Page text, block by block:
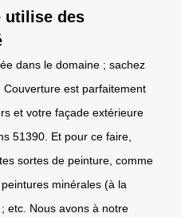
utilise des
dans le domaine ; sachez
est parfaitement
et votre façade extérieure
51390. Et pour ce faire,
sortes de peinture, comme
minérales (à la
etc. Nous avons à notre